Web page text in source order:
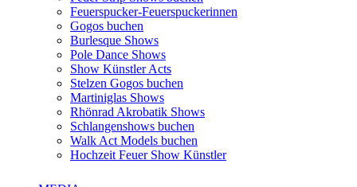
Feuerspucker-Feuerspuckerinnen
Gogos buchen
Burlesque Shows
Pole Dance Shows
Show Künstler Acts
Stelzen Gogos buchen
Martiniglas Shows
Rhönrad Akrobatik Shows
Schlangenshows buchen
Walk Act Models buchen
Hochzeit Feuer Show Künstler